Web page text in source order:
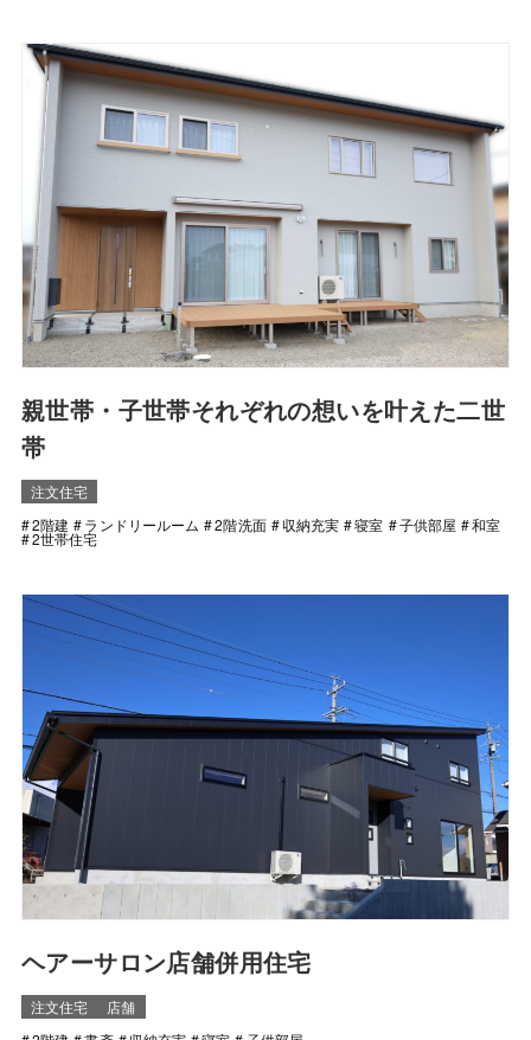
親世帯・子世帯それぞれの想いを叶えた二世
帯
注文住宅
2階建
ランドリールーム 2階洗面 収納充実 寝室 子供部屋 和室
2世帯住宅
ヘアーサロン店舗併用住宅
注文住宅
店舗